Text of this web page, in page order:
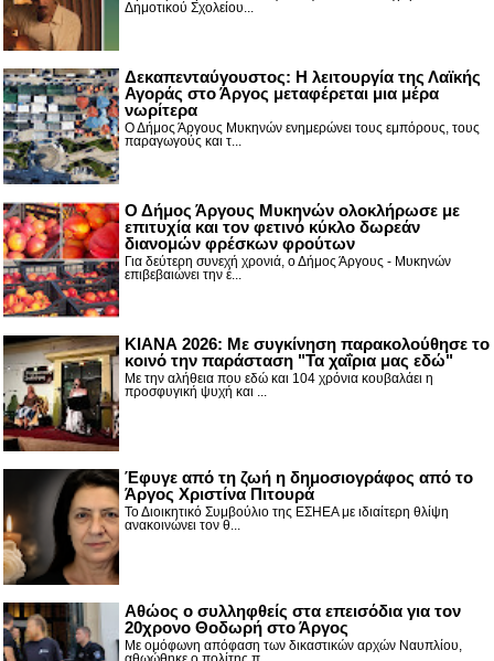
Δημοτικού Σχολείου...
Δεκαπενταύγουστος: H λειτουργία της Λαϊκής
Αγοράς στο Άργος μεταφέρεται μια μέρα
νωρίτερα
Ο Δήμος Άργους Μυκηνών ενημερώνει τους εμπόρους, τους
παραγωγούς και τ...
Ο Δήμος Άργους Μυκηνών ολοκλήρωσε με
επιτυχία και τον φετινό κύκλο δωρεάν
διανομών φρέσκων φρούτων
Για δεύτερη συνεχή χρονιά, ο Δήμος Άργους - Μυκηνών
επιβεβαιώνει την έ...
ΚΙΑΝΑ 2026: Με συγκίνηση παρακολούθησε το
κοινό την παράσταση "Τα χαΐρια μας εδώ"
Με την αλήθεια που εδώ και 104 χρόνια κουβαλάει η
προσφυγική ψυχή και ...
Έφυγε από τη ζωή η δημοσιογράφος από το
Άργος Χριστίνα Πιτουρά
Το Διοικητικό Συμβούλιο της ΕΣΗΕΑ με ιδιαίτερη θλίψη
ανακοινώνει τον θ...
Αθώος ο συλληφθείς στα επεισόδια για τον
20χρονο Θοδωρή στο Άργος
Με ομόφωνη απόφαση των δικαστικών αρχών Ναυπλίου,